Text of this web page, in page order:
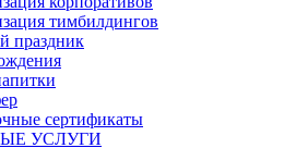
тимбилдингов
праздник
сертификаты
УСЛУГИ